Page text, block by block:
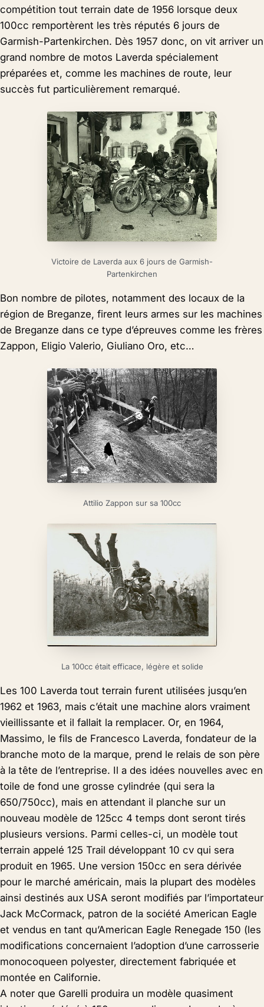
compétition tout terrain date de 1956 lorsque deux
100cc remportèrent les très réputés 6 jours de
Garmish-Partenkirchen. Dès 1957 donc, on vit arriver un
grand nombre de motos Laverda spécialement
préparées et, comme les machines de route, leur
succès fut particulièrement remarqué.
Victoire de Laverda aux 6 jours de Garmish-
Partenkirchen
Bon nombre de pilotes, notamment des locaux de la
région de Breganze, firent leurs armes sur les machines
de Breganze dans ce type d’épreuves comme les frères
Zappon, Eligio Valerio, Giuliano Oro, etc…
Attilio Zappon sur sa 100cc
La 100cc était efficace, légère et solide
Les 100 Laverda tout terrain furent utilisées jusqu’en
1962 et 1963, mais c’était une machine alors vraiment
vieillissante et il fallait la remplacer. Or, en 1964,
Massimo, le fils de Francesco Laverda, fondateur de la
branche moto de la marque, prend le relais de son père
à la tête de l’entreprise. Il a des idées nouvelles avec en
toile de fond une grosse cylindrée (qui sera la
650/750cc), mais en attendant il planche sur un
nouveau modèle de 125cc 4 temps dont seront tirés
plusieurs versions. Parmi celles-ci, un modèle tout
terrain appelé 125 Trail développant 10 cv qui sera
produit en 1965. Une version 150cc en sera dérivée
pour le marché américain, mais la plupart des modèles
ainsi destinés aux USA seront modifiés par l’importateur
Jack McCormack, patron de la société American Eagle
et vendus en tant qu’American Eagle Renegade 150 (les
modifications concernaient l’adoption d’une carrosserie
monocoqueen polyester, directement fabriquée et
montée en Californie.
A noter que Garelli produira un modèle quasiment